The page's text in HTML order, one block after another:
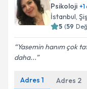
Psikoloji +1
İstanbul,
5 (59
Yasemin hanım çok
daha...
Adres 1 Adres 2